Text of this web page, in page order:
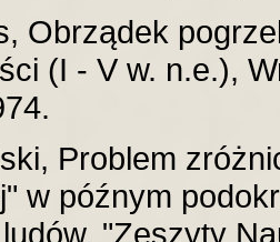
Obrządek
(I - V w. n.e.),
Problem
w późnym
"Zeszyty